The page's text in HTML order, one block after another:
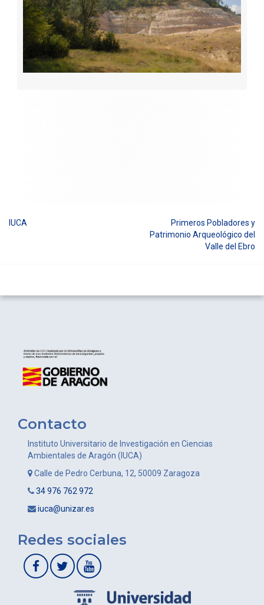
IUCA
Primeros Pobladores y
Patrimonio Arqueológico del
Valle del Ebro
Contacto
Instituto Universitario de Investigación en Ciencias
Ambientales de Aragón (IUCA)
Calle de Pedro Cerbuna, 12, 50009 Zaragoza
34 976 762 972
iuca@unizar.es
Redes sociales